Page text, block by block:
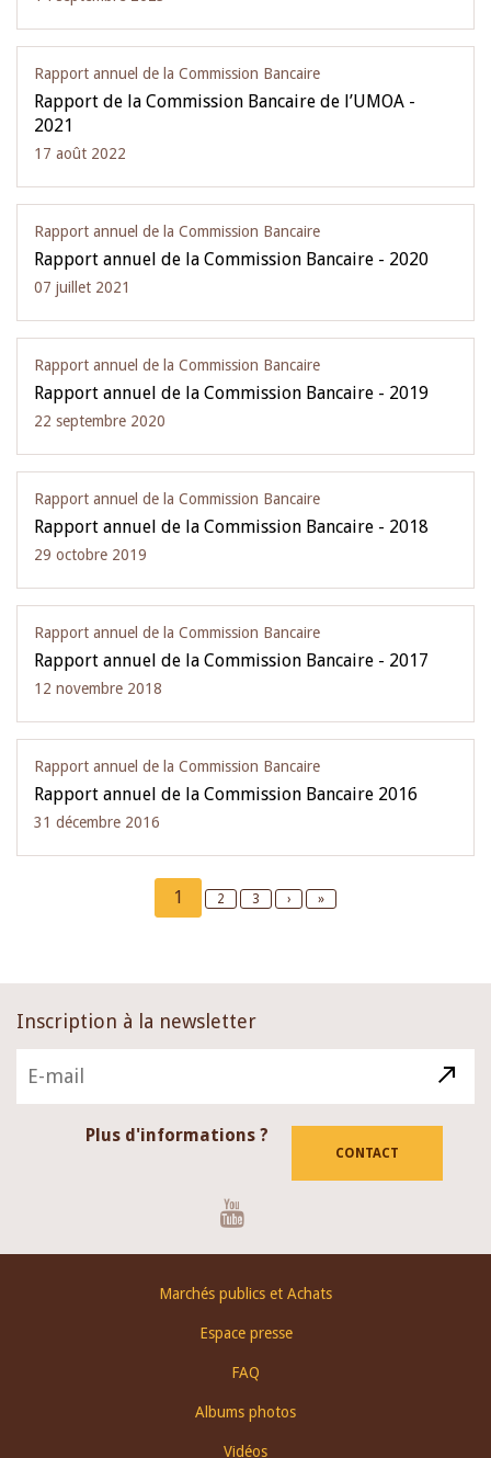
Rapport annuel de la Commission Bancaire
Rapport de la Commission Bancaire de l’UMOA -
2021
17 août 2022
Rapport annuel de la Commission Bancaire
Rapport annuel de la Commission Bancaire - 2020
07 juillet 2021
Rapport annuel de la Commission Bancaire
Rapport annuel de la Commission Bancaire - 2019
22 septembre 2020
Rapport annuel de la Commission Bancaire
Rapport annuel de la Commission Bancaire - 2018
29 octobre 2019
Rapport annuel de la Commission Bancaire
Rapport annuel de la Commission Bancaire - 2017
12 novembre 2018
Rapport annuel de la Commission Bancaire
Rapport annuel de la Commission Bancaire 2016
31 décembre 2016
Current
page
1 Page
2 Page
3
Next
›
Last
»
Inscription à la newsletter
Plus d'informations ?
CONTACT
Marchés publics et Achats
Espace presse
FAQ
Albums photos
Vidéos